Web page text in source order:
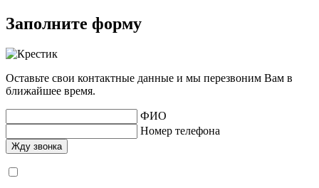
Заполните форму
Оставьте свои контактные данные и мы перезвоним Вам в
ближайшее время.
ФИО
Номер телефона